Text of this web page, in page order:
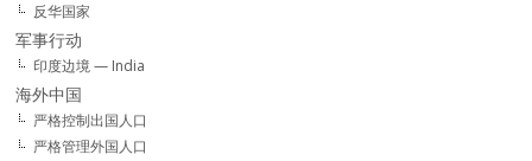
反华国家
军事行动
印度边境 — India
海外中国
严格控制出国人口
严格管理外国人口